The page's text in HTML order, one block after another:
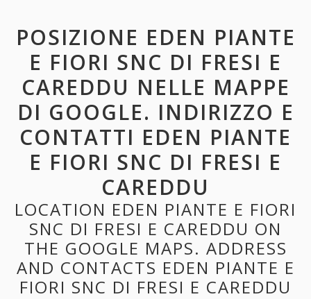
POSIZIONE EDEN PIANTE
E FIORI SNC DI FRESI E
CAREDDU NELLE MAPPE
DI GOOGLE. INDIRIZZO E
CONTATTI EDEN PIANTE
E FIORI SNC DI FRESI E
CAREDDU
LOCATION EDEN PIANTE E FIORI
SNC DI FRESI E CAREDDU ON
THE GOOGLE MAPS. ADDRESS
AND CONTACTS EDEN PIANTE E
FIORI SNC DI FRESI E CAREDDU